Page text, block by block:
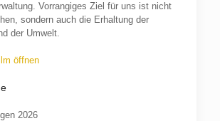
Vorrangiges Ziel für uns ist nicht
sondern auch die Erhaltung der
der Umwelt.
öffnen
2026